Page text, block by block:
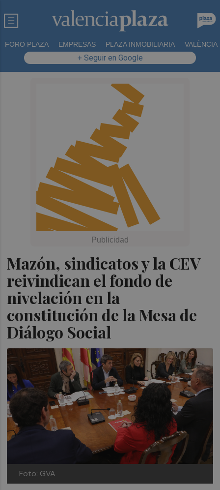
FORO PLAZA EMPRESAS PLAZA INMOBILIARIA VALÈNCIA
+ Seguir en Google
Mazón, sindicatos y la CEV
reivindican el fondo de
nivelación en la
constitución de la Mesa de
Diálogo Social
Foto: GVA